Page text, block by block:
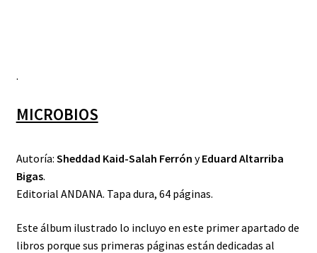
.
MICROBIOS
Autoría: Sheddad Kaid-Salah Ferrón yEduard Altarriba
Bigas.
Editorial ANDANA. Tapa dura, 64 páginas.
Este álbum ilustrado lo incluyo en este primer apartado de
libros porque sus primeras páginas están dedicadas al